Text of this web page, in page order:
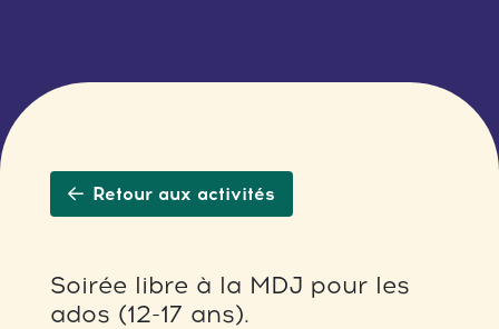
Retour aux activités
Soirée libre à la MDJ pour les
ados (12-17 ans).